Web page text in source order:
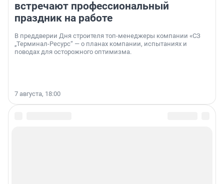
встречают профессиональный
праздник на работе
В преддверии Дня строителя топ-менеджеры компании «СЗ
„Терминал-Ресурс“ — о планах компании, испытаниях и
поводах для осторожного оптимизма.
7 августа, 18:00